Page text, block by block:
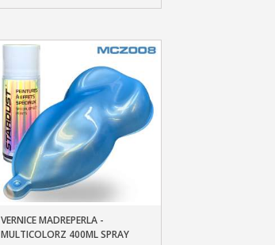
Aggiungi Al Carrello
VERNICE MADREPERLA -
MULTICOLORZ 400ML SPRAY